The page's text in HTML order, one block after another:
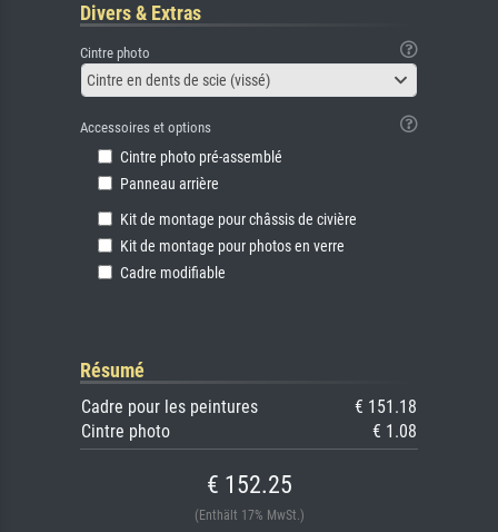
Divers & Extras
Cintre photo
Cintre en dents de scie (vissé)
Accessoires et options
Cintre photo pré-assemblé
Panneau arrière
Kit de montage pour châssis de civière
Kit de montage pour photos en verre
Cadre modifiable
Résumé
Cadre pour les peintures
€ 151.18
Cintre photo
€ 1.08
€ 152.25
(Enthält 17% MwSt.)